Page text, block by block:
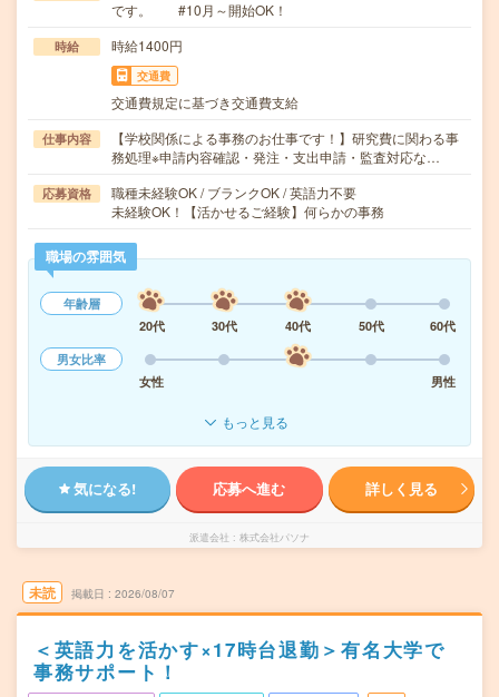
です。 #10月～開始OK！
時給 時給1400円
交通費
交通費規定に基づき交通費支給
仕事内容
【学校関係による事務のお仕事です！】研究費に関わる事
務処理※申請内容確認・発注・支出申請・監査対応な…
応募資格
職種未経験OK / ブランクOK / 英語力不要
未経験OK！【活かせるご経験】何らかの事務
職場の雰囲気
年齢層
20代
30代 40代 50代
60代
男女比率
女性
男性
もっと見る
気になる! 応募へ進む 詳しく見る
派遣会社 株式会社パソナ
未読 掲載日 2026/08/07
＜英語力を活かす×17時台退勤＞有名大学で
事務サポート！